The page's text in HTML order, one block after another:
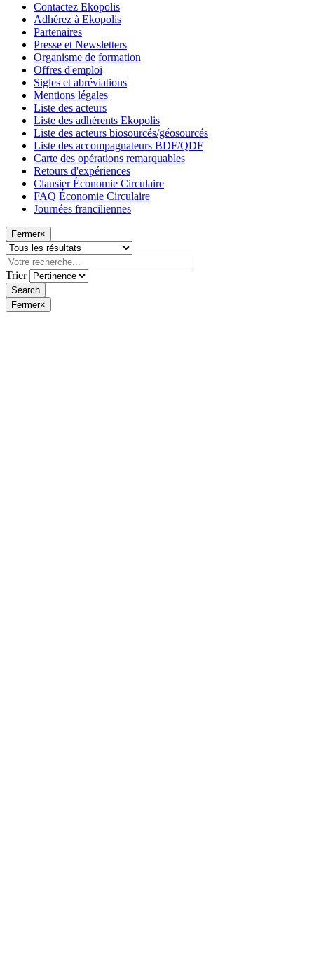
Contactez Ekopolis
Adhérez à Ekopolis
Partenaires
Presse et Newsletters
Organisme de formation
Offres d'emploi
Sigles et abréviations
Mentions légales
Liste des acteurs
Liste des adhérents Ekopolis
Liste des acteurs biosourcés/géosourcés
Liste des accompagnateurs BDF/QDF
Carte des opérations remarquables
Retours d'expériences
Clausier Économie Circulaire
FAQ Économie Circulaire
Journées franciliennes
Fermer×
Trier
Fermer×